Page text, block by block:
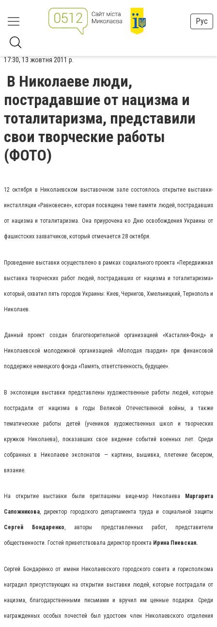
Рус
17:30, 13 жовтня 2011 р.
В Николаеве люди,
пострадавшие от нацизма и
тоталитаризма, представили
свои творческие работы
(ФОТО)
12 октября в Николаевском выставочном зале состоялось открытие выставки-
инсталляции «Равновесие», которая посвящена теме памяти людей, пострадавших
от нацизма и тоталитаризма. Она приурочена ко Дню освобождения Украины от
фашистских захватчиков, который отмечается 28 октября.
Проведение выставки осуществлено в рамках социального проекта «Передвижная
выставка творческих работ людей, пострадавших от нацизма и тоталитаризма»
который, охватил пять городов Украины: Киев, Чернигов, Хмельницкий, Тернополь и
Николаев.
Данный проект создан благотворительной организацией «Касталия-Фонд» и
Николаевской молодежной организацией «Молодая гвардия» при финансовой
поддержке немецкого фонда «Память, ответственность, будущее».
В экспозиции выставки представлены художественные работы людей, которые
пострадали от нацизма в годы Великой Отечественной войны, а также
тематические работы детей (учеников художественных школ и творческих
кружков Николаева), показавших свое видение событий военных лет. Среди
собранных в Николаеве экспонатов — картины, вышивка, плетение бисером,
вязание.
На открытие выставки были приглашены вице-мэр Николаева Маргарита
Сапожникова, директор городского департамента труда и социальной защиты
Сергей Бондаренко, авторы представленных работ, представители
общественности. Гостей приветствовала директор проекта Ирина Пиевская.
Сергей Бондаренко от имени Николаевского городского совета и горисполкома
наградил присутствующих на открытии выставки людей, которые пострадали от
нацизма, благодарственными письмами и вручил им ценные подарки. Среди
награжденных особых почестей был удостоен член Николаевского отделения